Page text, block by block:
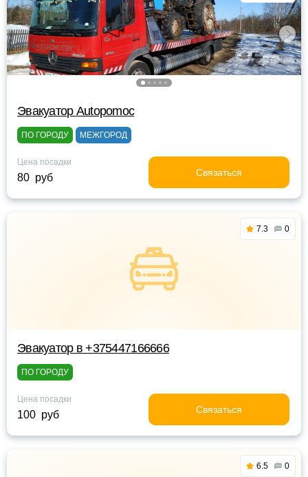
Эвакуатор Autopomoc
ПО ГОРОДУ МЕЖГОРОД
Цена посадки
80 руб Связаться
7.3 0
Эвакуатор в +375447166666
ПО ГОРОДУ
Цена посадки
100 руб Связаться
6.5 0